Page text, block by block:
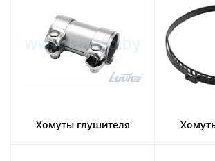
Хомуты глушителя